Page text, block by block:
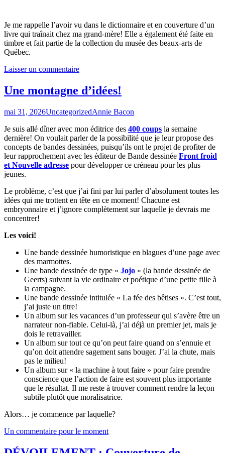
Je me rappelle l’avoir vu dans le dictionnaire et en couverture d’un
livre qui traînait chez ma grand-mère! Elle a également été faite en
timbre et fait partie de la collection du musée des beaux-arts de
Québec.
Laisser un commentaire
Une montagne d’idées!
mai 31, 2026UncategorizedAnnie Bacon
Je suis allé dîner avec mon éditrice des 400 coups la semaine
dernière! On voulait parler de la possibilité que je leur propose des
concepts de bandes dessinées, puisqu’ils ont le projet de profiter de
leur rapprochement avec les éditeur de Bande dessinée Front froid
et Nouvelle adresse pour développer ce créneau pour les plus
jeunes.
Le problème, c’est que j’ai fini par lui parler d’absolument toutes les
idées qui me trottent en tête en ce moment! Chacune est
embryonnaire et j’ignore complètement sur laquelle je devrais me
concentrer!
Les voici!
Une bande dessinée humoristique en blagues d’une page avec
des marmottes.
Une bande dessinée de type « Jojo » (la bande dessinée de
Geerts) suivant la vie ordinaire et poétique d’une petite fille à
la campagne.
Une bande dessinée intitulée « La fée des bêtises ». C’est tout,
j’ai juste un titre!
Un album sur les vacances d’un professeur qui s’avère être un
narrateur non-fiable. Celui-là, j’ai déjà un premier jet, mais je
dois le retravailler.
Un album sur tout ce qu’on peut faire quand on s’ennuie et
qu’on doit attendre sagement sans bouger. J’ai la chute, mais
pas le milieu!
Un album sur « la machine à tout faire » pour faire prendre
conscience que l’action de faire est souvent plus importante
que le résultat. Il me reste à trouver comment rendre la leçon
subtile plutôt que moralisatrice.
Alors… je commence par laquelle?
Un commentaire pour le moment